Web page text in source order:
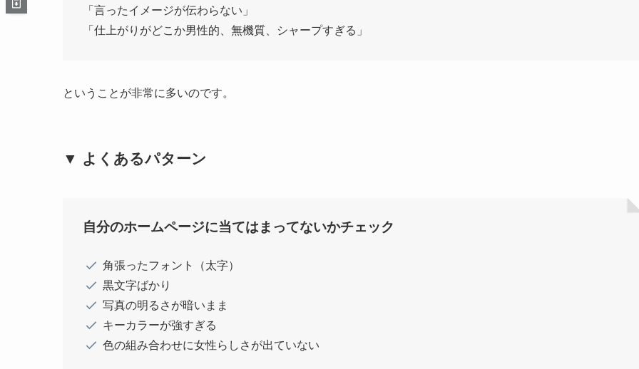
「言ったイメージが伝わらない」
「仕上がりがどこか男性的、無機質、シャープすぎる」
ということが非常に多いのです。
▼ よくあるパターン
自分のホームページに当てはまってないかチェック
角張ったフォント（太字）
黒文字ばかり
写真の明るさが暗いまま
キーカラーが強すぎる
色の組み合わせに女性らしさが出ていない